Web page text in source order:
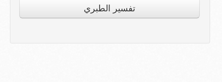
تفسير الطبري